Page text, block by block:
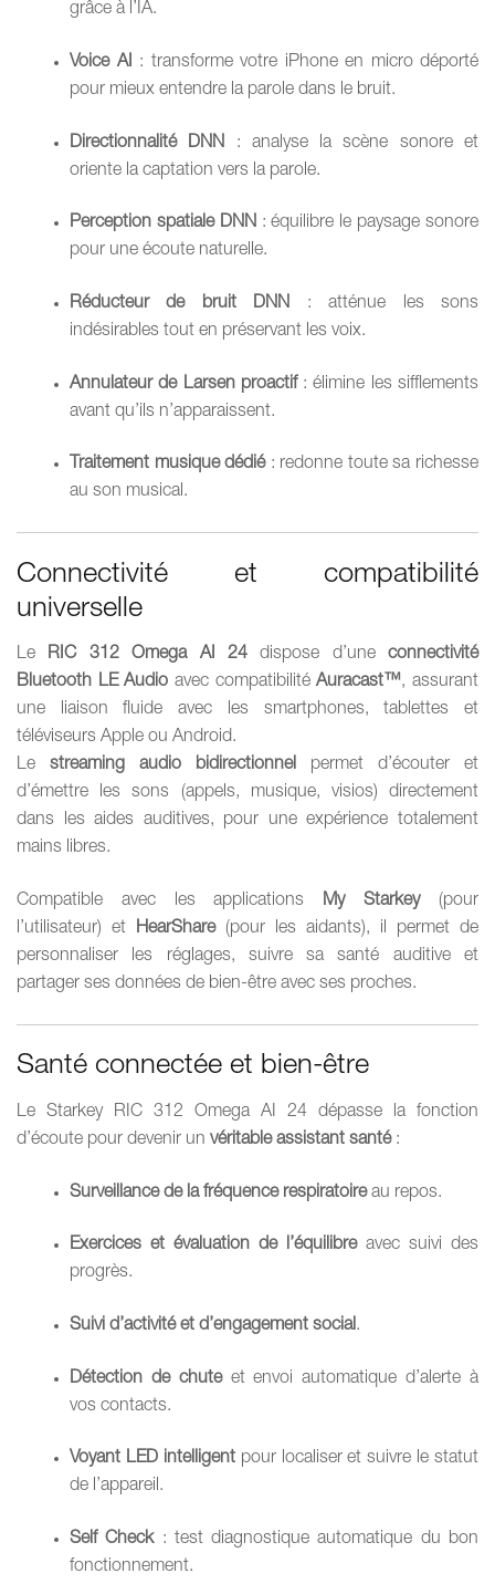
grâce à l’IA.
Voice AI : transforme votre iPhone en micro déporté
pour mieux entendre la parole dans le bruit.
Directionnalité DNN : analyse la scène sonore et
oriente la captation vers la parole.
Perception spatiale DNN: équilibre le paysage sonore
pour une écoute naturelle.
Réducteur de bruit DNN : atténue les sons
indésirables tout en préservant les voix.
Annulateur de Larsen proactif: élimine les sifflements
avant qu’ils n’apparaissent.
Traitement musique dédié: redonne toute sa richesse
au son musical.
Connectivité et compatibilité
universelle
Le RIC 312 Omega AI 24dispose d’une connectivité
Bluetooth LE Audio avec compatibilitéAuracast™, assurant
une liaison fluide avec les smartphones, tablettes et
téléviseurs Apple ou Android.
Le streaming audio bidirectionnel permet d’écouter et
d’émettre les sons (appels, musique, visios) directement
dans les aides auditives, pour une expérience totalement
mains libres.
Compatible avec les applications My Starkey(pour
l’utilisateur) et HearShare(pour les aidants), il permet de
personnaliser les réglages, suivre sa santé auditive et
partager ses données de bien-être avec ses proches.
Santé connectée et bien-être
Le Starkey RIC 312 Omega AI 24 dépasse la fonction
d’écoute pour devenir un véritable assistant santé:
Surveillance de la fréquence respiratoireau repos.
Exercices et évaluation de l’équilibreavec suivi des
progrès.
Suivi d’activité et d’engagement social.
Détection de chuteet envoi automatique d’alerte à
vos contacts.
Voyant LED intelligentpour localiser et suivre le statut
de l’appareil.
Self Check: test diagnostique automatique du bon
fonctionnement.